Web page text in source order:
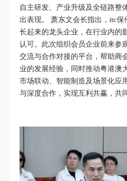
自主研发、产业升级及全链路整
出表现。 萧东文会长指出，itc
长起来的龙头企业，在行业内的
认可。此次组织会员企业前来参
交流与合作对接的平台，帮助商
业的发展经验，同时推动粤港澳
市场联动、智能制造及场景化应
与深度合作，实现互利共赢，共